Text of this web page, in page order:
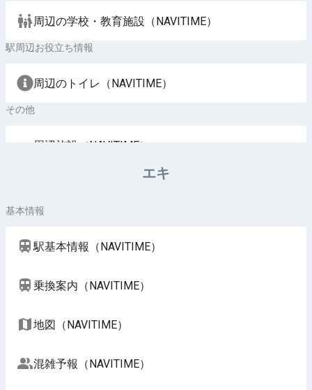
周辺の学校・教育施設（NAVITIME）
駅周辺お役立ち情報
周辺のトイレ（NAVITIME）
その他
周辺施設（NAVITIME）
エキ
基本情報
駅基本情報（NAVITIME）
乗換案内（NAVITIME）
地図（NAVITIME）
混雑予報（NAVITIME）